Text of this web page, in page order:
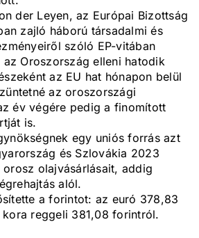
der Leyen, az Európai Bizottság
zajló háború társadalmi és
szóló EP-vitában
Oroszország elleni hatodik
az EU hat hónapon belül
az oroszországi
év végére pedig a finomított
is.
egy uniós forrás azt
és Szlovákia 2023
olajvásárlásait, addig
alól.
a forintot: az euró 378,83
reggeli 381,08 forintról.